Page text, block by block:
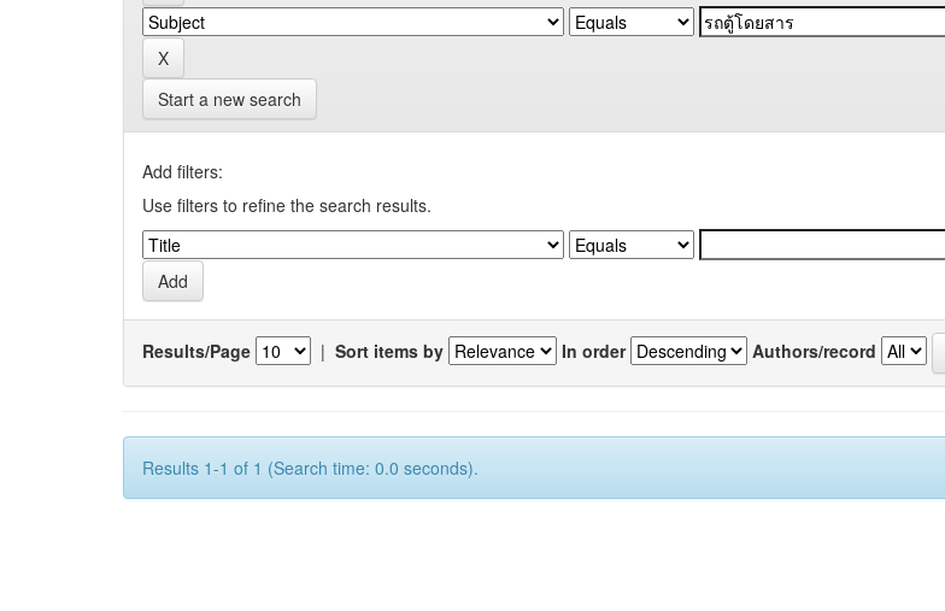
Start a new search
Add filters:
Use filters to refine the search results.
Results/Page | Sort items by In order Authors/record
Results 1-1 of 1 (Search time: 0.0 seconds).